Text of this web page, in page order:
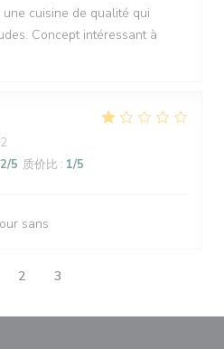
cuisine de qualité qui
Concept intéressant à
2/5 质价比 : 1/5
sans
2 3